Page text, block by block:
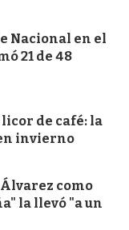
Nacional en el
21 de 48
de café: la
invierno
como
la llevó "a un